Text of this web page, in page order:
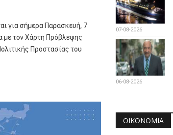
για σήμερα Παρασκευή, 7
τον Χάρτη Πρόβλεψης
Προστασίας του
07-08-2026
06-08-2026
ΟΙΚΟΝΟΜΊΑ